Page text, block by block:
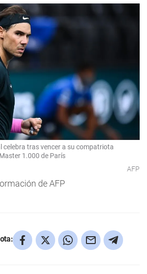
celebra tras vencer a su compatriota
1.000 de París
AFP
de AFP